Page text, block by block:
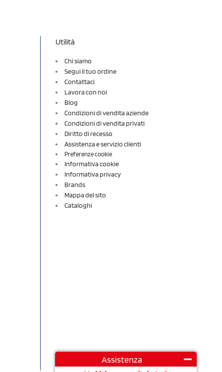
Utilità
Chi siamo
Segui il tuo ordine
Contattaci
Lavora con noi
Blog
Condizioni di vendita aziende
Condizioni di vendita privati
Diritto di recesso
Assistenza e servizio clienti
Preferenze cookie
Informativa cookie
Informativa privacy
Brands
Mappa del sito
Cataloghi
Assistenza